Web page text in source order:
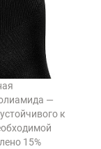
—
к
15%